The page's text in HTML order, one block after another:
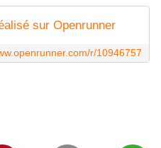
sur Openrunner
r/10946757